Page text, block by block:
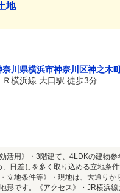
地
奈川県横浜市神奈川区神之木
Ｒ横浜線 大口駅 徒歩3分
活用》・3階建て、4LDKの建物
日差しを多く取り込める立地条
立地条件等》・現地は、大通り
形です。《アクセス》・JR横浜